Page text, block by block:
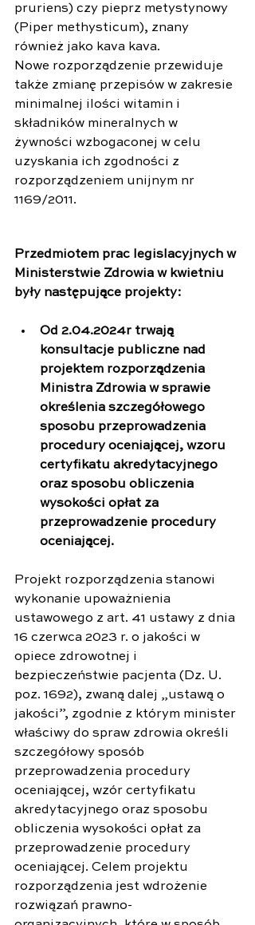
pruriens) czy pieprz metystynowy
(Piper methysticum), znany
również jako kava kava.
Nowe rozporządzenie przewiduje
także zmianę przepisów w zakresie
minimalnej ilości witamin i
składników mineralnych w
żywności wzbogaconej w celu
uzyskania ich zgodności z
rozporządzeniem unijnym nr
1169/2011.
Przedmiotem prac legislacyjnych w
Ministerstwie Zdrowia w kwietniu
były następujące projekty:
Od 2.04.2024r trwają
konsultacje publiczne nad
projektem rozporządzenia
Ministra Zdrowia w sprawie
określenia szczegółowego
sposobu przeprowadzenia
procedury oceniającej, wzoru
certyfikatu akredytacyjnego
oraz sposobu obliczenia
wysokości opłat za
przeprowadzenie procedury
oceniającej.
Projekt rozporządzenia stanowi
wykonanie upoważnienia
ustawowego z art. 41 ustawy z dnia
16 czerwca 2023 r. o jakości w
opiece zdrowotnej i
bezpieczeństwie pacjenta (Dz. U.
poz. 1692), zwaną dalej „ustawą o
jakości”, zgodnie z którym minister
właściwy do spraw zdrowia określi
szczegółowy sposób
przeprowadzenia procedury
oceniającej, wzór certyfikatu
akredytacyjnego oraz sposobu
obliczenia wysokości opłat za
przeprowadzenie procedury
oceniającej. Celem projektu
rozporządzenia jest wdrożenie
rozwiązań prawno-